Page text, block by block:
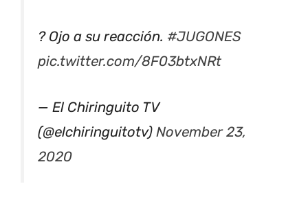
? Ojo a su reacción. #JUGONES
pic.twitter.com/8F03btxNRt
— El Chiringuito TV
(@elchiringuitotv) November 23,
2020